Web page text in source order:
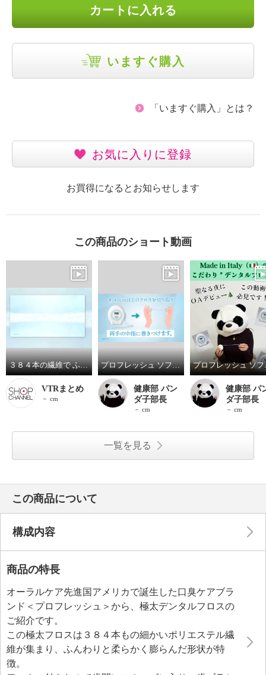
カートに入れる
いますぐ購入
「いますぐ購入」とは？
お気に入りに登録
お買得になるとお知らせします
この商品のショート動画
３８４本の繊維で ふんわり柔らか！ 新感覚の極太フロス プロフレッシュ ソフトフロス ６箱セット
VTRまとめ
－ cm
プロフレッシュ ソフトフロス
健康部 パン
ダ子部長
－ cm
プロ
健康部 パ
ダ子部長
－ cm
一覧を見る
この商品について
構成内容
商品の特長
オーラルケア先進国アメリカで誕生した口臭ケアブラ
ンド＜プロフレッシュ＞から、極太デンタルフロスの
ご紹介です。
この極太フロスは３８４本もの細かいポリエステル繊
維が集まり、ふんわりと柔らかく膨らんだ形状が特
徴。